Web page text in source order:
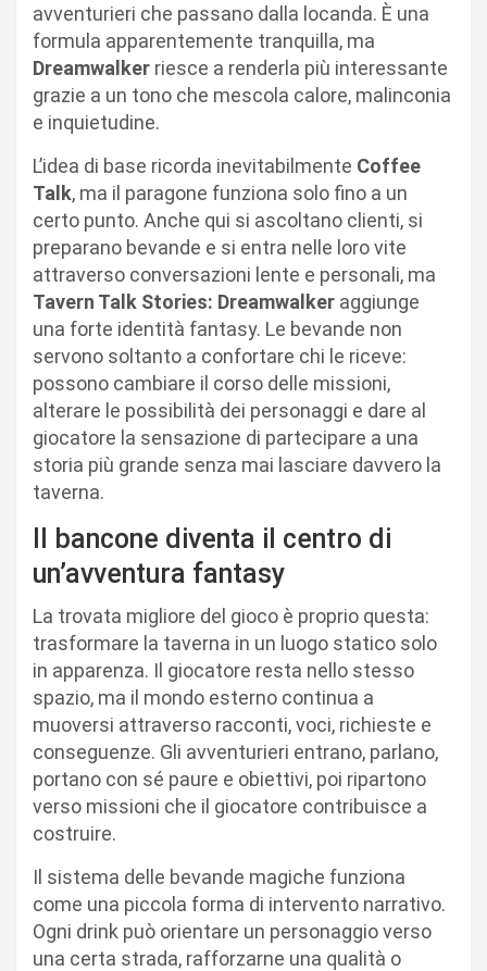
avventurieri che passano dalla locanda. È una
formula apparentemente tranquilla, ma
Dreamwalker riesce a renderla più interessante
grazie a un tono che mescola calore, malinconia
e inquietudine.
L’idea di base ricorda inevitabilmente Coffee
Talk, ma il paragone funziona solo fino a un
certo punto. Anche qui si ascoltano clienti, si
preparano bevande e si entra nelle loro vite
attraverso conversazioni lente e personali, ma
Tavern Talk Stories: Dreamwalker aggiunge
una forte identità fantasy. Le bevande non
servono soltanto a confortare chi le riceve:
possono cambiare il corso delle missioni,
alterare le possibilità dei personaggi e dare al
giocatore la sensazione di partecipare a una
storia più grande senza mai lasciare davvero la
taverna.
Il bancone diventa il centro di
un’avventura fantasy
La trovata migliore del gioco è proprio questa:
trasformare la taverna in un luogo statico solo
in apparenza. Il giocatore resta nello stesso
spazio, ma il mondo esterno continua a
muoversi attraverso racconti, voci, richieste e
conseguenze. Gli avventurieri entrano, parlano,
portano con sé paure e obiettivi, poi ripartono
verso missioni che il giocatore contribuisce a
costruire.
Il sistema delle bevande magiche funziona
come una piccola forma di intervento narrativo.
Ogni drink può orientare un personaggio verso
una certa strada, rafforzarne una qualità o